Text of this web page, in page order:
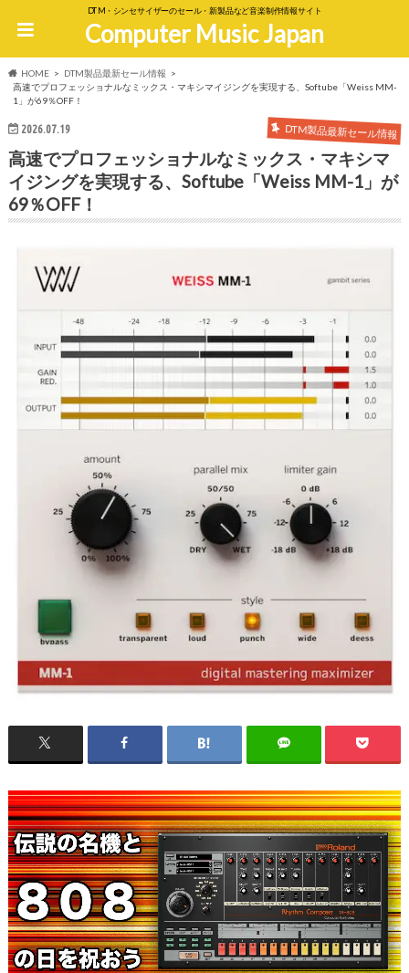
DTM・シンセサイザーのセール・新製品など音楽制作情報サイト
Computer Music Japan
HOME
DTM製品最新セール情報
高速でプロフェッショナルなミックス・マキシマイジングを実現する、Softube「Weiss MM-
1」が69％OFF！
2026.07.19 DTM製品最新セール情報
高速でプロフェッショナルなミックス・マキシマ
イジングを実現する、Softube「Weiss MM-1」が
69％OFF！